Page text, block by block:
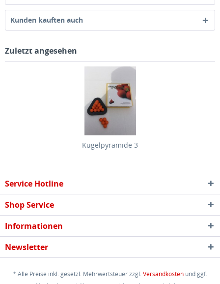
Kunden kauften auch
Zuletzt angesehen
Kugelpyramide 3
Service Hotline
Shop Service
Informationen
Newsletter
* Alle Preise inkl. gesetzl. Mehrwertsteuer zzgl.Versandkosten und ggf.